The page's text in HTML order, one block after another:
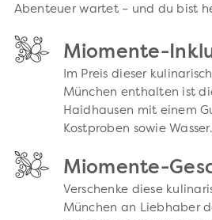
Abenteuer wartet – und du bist
Miomente-
Im Preis dieser
München enthalten ist
Haidhausen mit einem
Kostproben sowie Wasser.
Miomente-
Verschenke diese
München an Liebhaber